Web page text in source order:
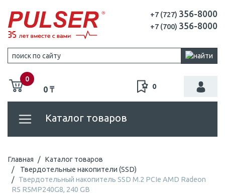
+7 (727) 356-8000
+7 (700) 356-8000
0
0 ₸ 0
Каталог товаров
Главная
Каталог товаров
Твердотельные накопители (SSD)
Твердотельный накопитель SSD M.2 PCIe AMD Radeon
R5 R5MP240G8, 240 GB